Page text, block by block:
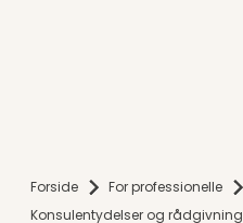
Forside For professionelle
Konsulentydelser og rådgivning